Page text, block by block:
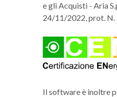
e gli Acquisti - Aria
24/11/2022, prot.
Il software è inoltre